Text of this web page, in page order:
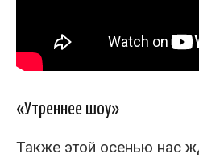
«Утреннее шоу»
Также этой осенью нас